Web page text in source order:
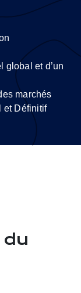
global et d’un
marchés
et Définitif